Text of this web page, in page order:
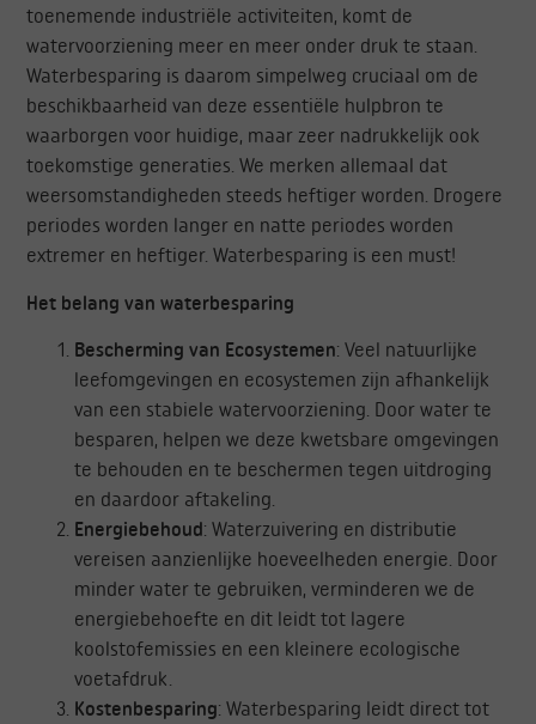
toenemende industriële activiteiten, komt de
watervoorziening meer en meer onder druk te staan.
Waterbesparing is daarom simpelweg cruciaal om de
beschikbaarheid van deze essentiële hulpbron te
waarborgen voor huidige, maar zeer nadrukkelijk ook
toekomstige generaties. We merken allemaal dat
weersomstandigheden steeds heftiger worden. Drogere
periodes worden langer en natte periodes worden
extremer en heftiger. Waterbesparing is een must!
Het belang van waterbesparing
Bescherming van Ecosystemen: Veel natuurlijke
leefomgevingen en ecosystemen zijn afhankelijk
van een stabiele watervoorziening. Door water te
besparen, helpen we deze kwetsbare omgevingen
te behouden en te beschermen tegen uitdroging
en daardoor aftakeling.
Energiebehoud: Waterzuivering en distributie
vereisen aanzienlijke hoeveelheden energie. Door
minder water te gebruiken, verminderen we de
energiebehoefte en dit leidt tot lagere
koolstofemissies en een kleinere ecologische
voetafdruk.
Kostenbesparing: Waterbesparing leidt direct tot